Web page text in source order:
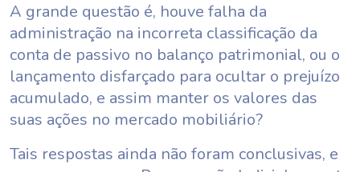
A grande questão é, houve falha da
administração na incorreta classificação da
conta de passivo no balanço patrimonial, ou o
lançamento disfarçado para ocultar o prejuízo
acumulado, e assim manter os valores das
suas ações no mercado mobiliário?
Tais respostas ainda não foram conclusivas, e